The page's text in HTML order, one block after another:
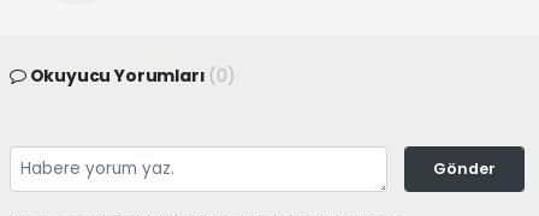
Okuyucu Yorumları (0)
Gönder